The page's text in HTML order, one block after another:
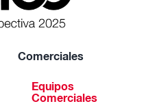
Comerciales
Equipos
Comerciales